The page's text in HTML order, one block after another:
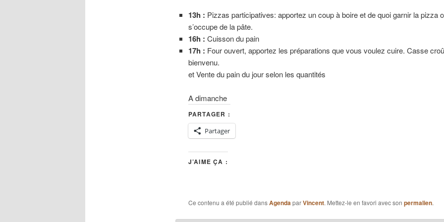
13h : Pizzas participatives: apportez un coup à boire et de quoi garnir la pizza
s’occupe de la pâte.
16h : Cuisson du pain
17h : Four ouvert, apportez les préparations que vous voulez cuire. Casse
bienvenu.
et Vente du pain du jour selon les quantités
A dimanche
PARTAGER :
Partager
J’AIME ÇA :
Ce contenu a été publié dansAgendaparVincent. Mettez-le en favori avec son permalien.